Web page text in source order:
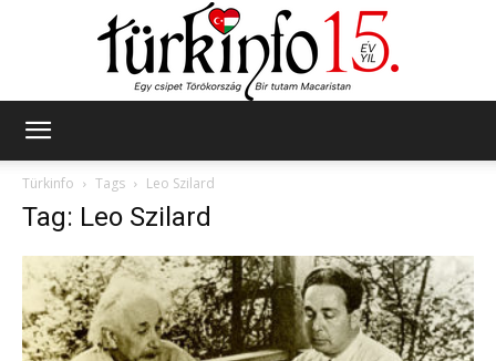
Türkinfo
Tags Leo Szilard
Tag: Leo Szilard